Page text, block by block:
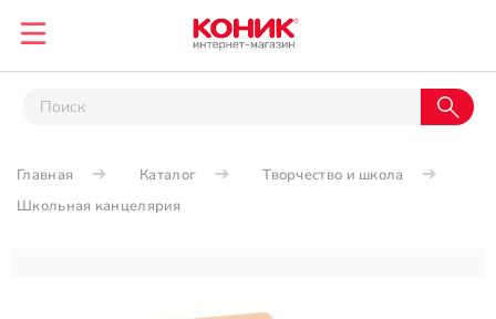
Главная Каталог
Творчество и школа
Школьная канцелярия